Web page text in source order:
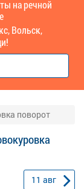
на речной
Вольск,
поворот
11 авг